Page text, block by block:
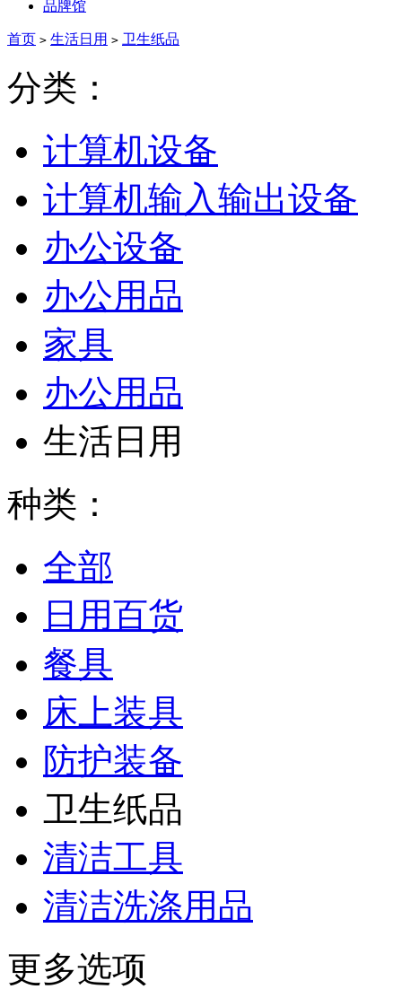
品牌馆
首页 > 生活日用 > 卫生纸品
分类：
计算机设备
计算机输入输出设备
办公设备
办公用品
家具
办公用品
生活日用
种类：
全部
日用百货
餐具
床上装具
防护装备
卫生纸品
清洁工具
清洁洗涤用品
更多选项